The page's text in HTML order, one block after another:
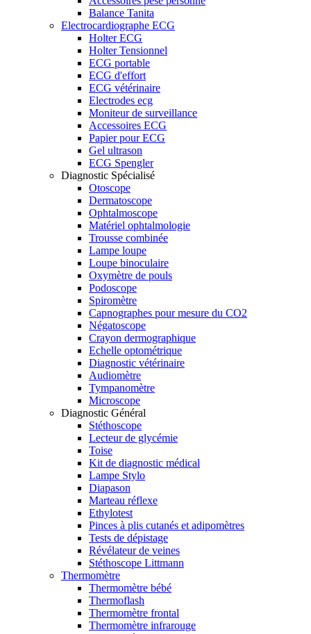
Balance Tanita
Electrocardiographe ECG
Holter ECG
Holter Tensionnel
ECG portable
ECG d'effort
ECG vétérinaire
Electrodes ecg
Moniteur de surveillance
Accessoires ECG
Papier pour ECG
Gel ultrason
ECG Spengler
Diagnostic Spécialisé
Otoscope
Dermatoscope
Ophtalmoscope
Matériel ophtalmologie
Trousse combinée
Lampe loupe
Loupe binoculaire
Oxymètre de pouls
Podoscope
Spiromètre
Capnographes pour mesure du CO2
Négatoscope
Crayon dermographique
Echelle optométrique
Diagnostic vétérinaire
Audiomètre
Tympanomètre
Microscope
Diagnostic Général
Stéthoscope
Lecteur de glycémie
Toise
Kit de diagnostic médical
Lampe Stylo
Diapason
Marteau réflexe
Ethylotest
Pinces à plis cutanés et adipomètres
Tests de dépistage
Révélateur de veines
Stéthoscope Littmann
Thermomètre
Thermomètre bébé
Thermoflash
Thermomètre frontal
Thermomètre infrarouge